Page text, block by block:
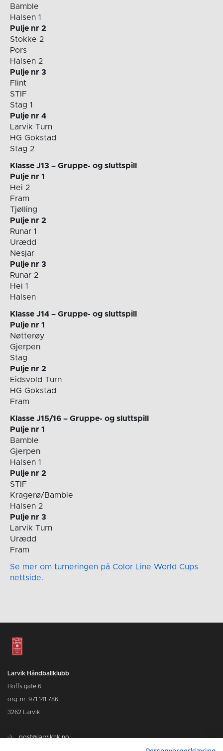
Bamble
Halsen 1
Pulje nr 2
Stokke 2
Pors
Halsen 2
Pulje nr 3
Flint
STIF
Stag 1
Pulje nr 4
Larvik Turn
HG Gokstad
Stag 2
Klasse J13 – Gruppe- og sluttspill
Pulje nr 1
Hei 2
Fram
Tjølling
Pulje nr 2
Runar 1
Urædd
Nesjar
Pulje nr 3
Runar 2
Hei 1
Halsen
Klasse J14 – Gruppe- og sluttspill
Pulje nr 1
Nøtterøy
Gjerpen
Stag
Pulje nr 2
Eidsvold Turn
HG Gokstad
Fram
Klasse J15/16 – Gruppe- og sluttspill
Pulje nr 1
Bamble
Gjerpen
Halsen 1
Pulje nr 2
STIF
Kragerø/Bamble
Halsen 2
Pulje nr 3
Larvik Turn
Urædd
Fram
Se mer om turneringen på Color Line World Cups
nettside.
Larvik Håndballklubb
Hoffs gate 6
org. nr. 971 141 786
3262 Larvik
post@larvikhk.no